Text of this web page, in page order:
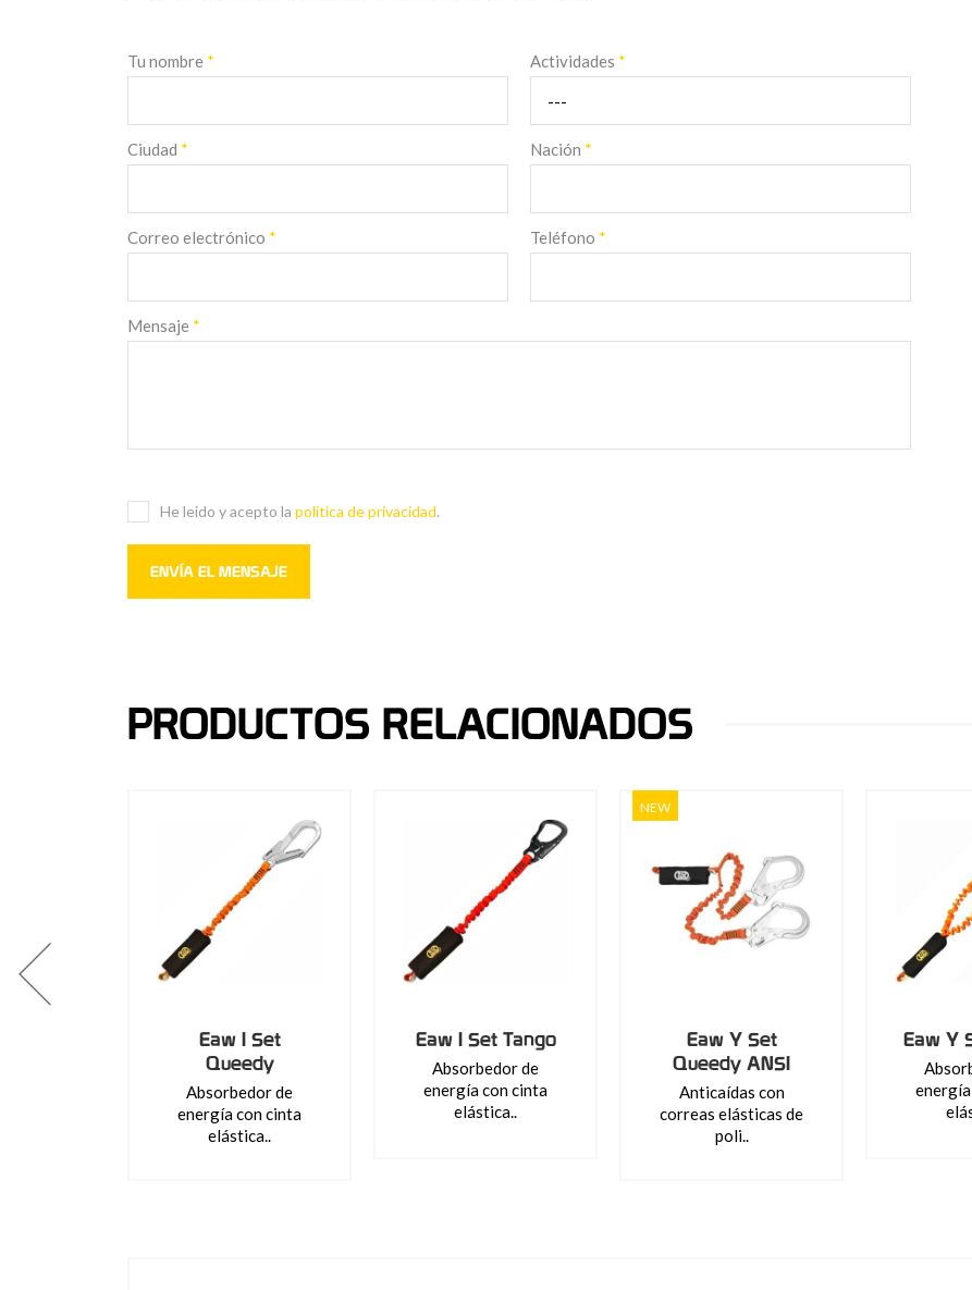
Tu nombre * Actividades *
Ciudad * Nación *
Correo electrónico * Teléfono *
Mensaje *
He leido y acepto la politica de privacidad.
PRODUCTOS RELACIONADOS
Eaw I Set
Queedy
Absorbedor de
energía con cinta
elástica..
Eaw I Set Tango
Absorbedor de
energía con cinta
elástica..
NEW
Eaw Y Set
Queedy ANSI
Anticaídas con
correas elásticas de
poli..
Eaw Y